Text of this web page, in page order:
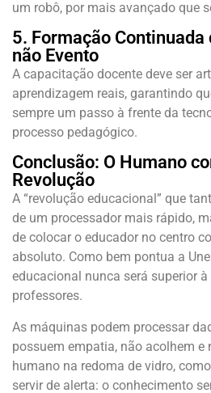
um robô, por mais avançado que
5. Formação Continuada
não Evento
A capacitação docente deve ser
aprendizagem reais, garantindo
sempre um passo à frente da
processo pedagógico.
Conclusão: O Humano
Revolução
A “revolução educacional” que
de um processador mais rápido,
de colocar o educador no centro
absoluto. Como bem pontua a
educacional nunca será superior
professores.
As máquinas podem processar
possuem empatia, não acolhem e
humano na redoma de vidro,
servir de alerta: o conhecimento